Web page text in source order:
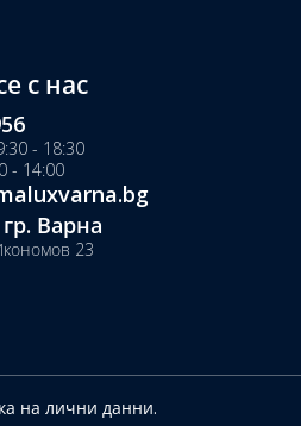
с нас
- 18:30
- 14:00
Варна
23
на лични данни.